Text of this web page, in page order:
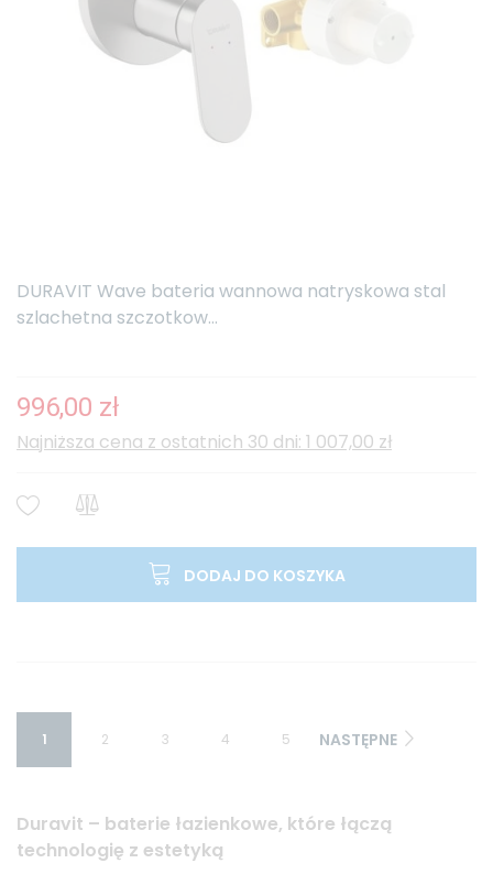
DURAVIT Wave bateria wannowa natryskowa stal
szlachetna szczotkow...
996,00 zł
Najniższa cena z ostatnich 30 dni: 1 007,00 zł
DODAJ DO KOSZYKA
1 2 3 4 5 NASTĘPNE
Duravit – baterie łazienkowe, które łączą
technologię z estetyką